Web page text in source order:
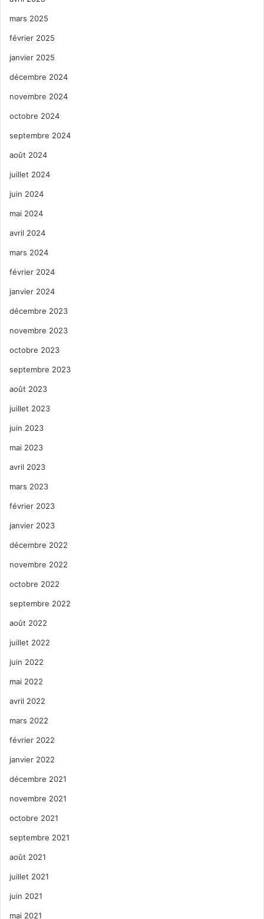
mars 2025
février 2025
janvier 2025
décembre 2024
novembre 2024
octobre 2024
septembre 2024
août 2024
juillet 2024
juin 2024
mai 2024
avril 2024
mars 2024
février 2024
janvier 2024
décembre 2023
novembre 2023
octobre 2023
septembre 2023
août 2023
juillet 2023
juin 2023
mai 2023
avril 2023
mars 2023
février 2023
janvier 2023
décembre 2022
novembre 2022
octobre 2022
septembre 2022
août 2022
juillet 2022
juin 2022
mai 2022
avril 2022
mars 2022
février 2022
janvier 2022
décembre 2021
novembre 2021
octobre 2021
septembre 2021
août 2021
juillet 2021
juin 2021
mai 2021